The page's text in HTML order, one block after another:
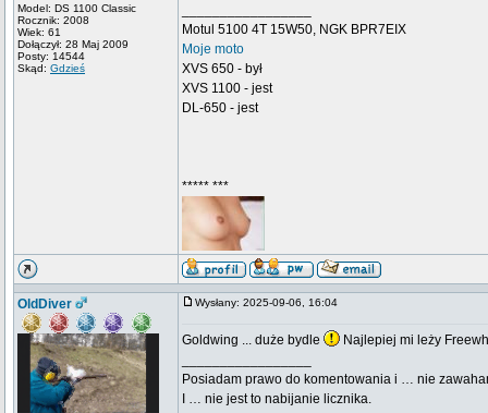
Model: DS 1100 Classic
Rocznik: 2008
Wiek: 61
Dołączył: 28 Maj 2009
Posty: 14544
Skąd: Gdzieś
Motul 5100 4T 15W50, NGK BPR7EIX
Moje moto
XVS 650 - był
XVS 1100 - jest
DL-650 - jest
***** ***
OldDiver Wysłany: 2025-09-06, 16:04
Goldwing ... duże bydle
Najlepiej mi leży
Posiadam prawo do komentowania i … nie
I … nie jest to nabijanie licznika.